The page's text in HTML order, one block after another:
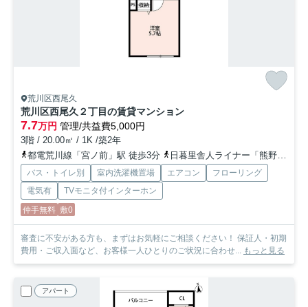
荒川区西尾久
荒川区西尾久２丁目の賃貸マンション
7.7万円 管理/共益費5,000円
3階 / 20.00㎡ / 1K /築2年
都電荒川線「宮ノ前」駅 徒歩3分
日暮里舎人ライナー「熊野前」駅 徒歩7分
バス・トイレ別 室内洗濯機置場 エアコン
フローリング
電気有
TVモニタ付インターホン
仲手無料 敷0
審査に不安がある方も、まずはお気軽にご相談ください！ 保証人・初期
費用・ご収入面など、お客様一人ひとりのご状況に合わせ...
もっと見る
アパート